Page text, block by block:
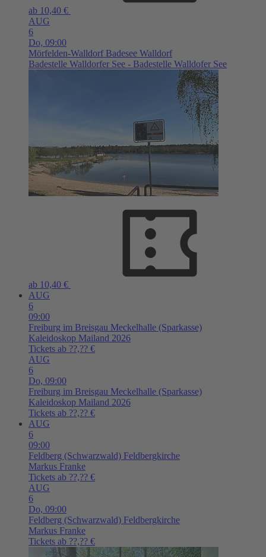
ab 10,40 €
AUG
6
Do, 09:00
Mörfelden-Walldorf Badesee Walldorf
Badestelle Walldorfer See - Badestelle Walldofer See
ab 10,40 €
AUG
6
09:00
Freiburg im Breisgau Meckelhalle (Sparkasse)
Kaleidoskop Mailand 2026
Tickets ab ??,?? €
AUG
6
Do, 09:00
Freiburg im Breisgau Meckelhalle (Sparkasse)
Kaleidoskop Mailand 2026
Tickets ab ??,?? €
AUG
6
09:00
Feldberg (Schwarzwald) Feldbergkirche
Markus Franke
Tickets ab ??,?? €
AUG
6
Do, 09:00
Feldberg (Schwarzwald) Feldbergkirche
Markus Franke
Tickets ab ??,?? €